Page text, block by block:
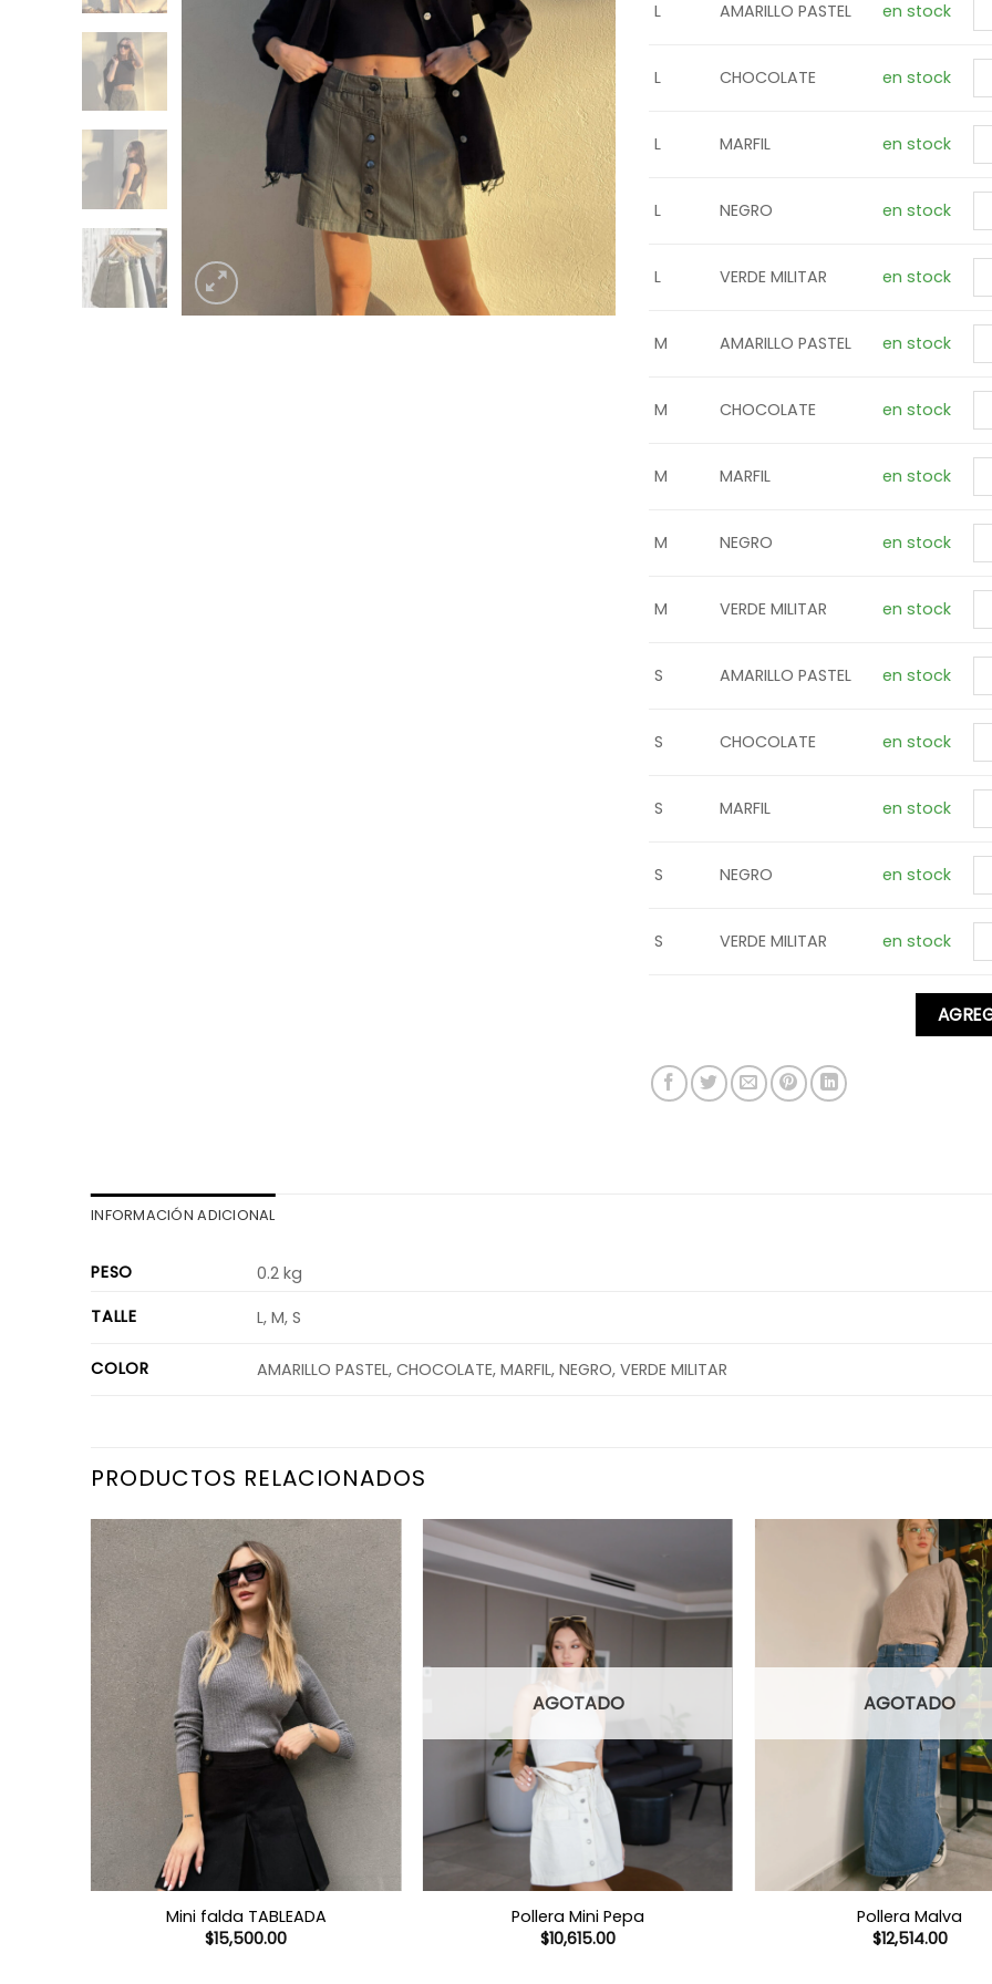
L AMARILLO PASTEL en stock
L CHOCOLATE en stock
L MARFIL en stock
L NEGRO en stock
L VERDE MILITAR en stock
M AMARILLO PASTEL en stock
M CHOCOLATE en stock
M MARFIL en stock
M NEGRO en stock
M VERDE MILITAR en stock
S AMARILLO PASTEL en stock
S CHOCOLATE en stock
S MARFIL en stock
S NEGRO en stock
S VERDE MILITAR en stock
INFORMACIÓN ADICIONAL
PESO
0.2 kg
TALLE
L, M, S
COLOR AMARILLO PASTEL, CHOCOLATE, MARFIL, NEGRO, VERDE MILITAR
PRODUCTOS RELACIONADOS
Mini falda TABLEADA
$15,500.00
AGOTADO
Pollera Mini Pepa
$10,615.00
AGOTADO
Pollera Malva
$12,514.00